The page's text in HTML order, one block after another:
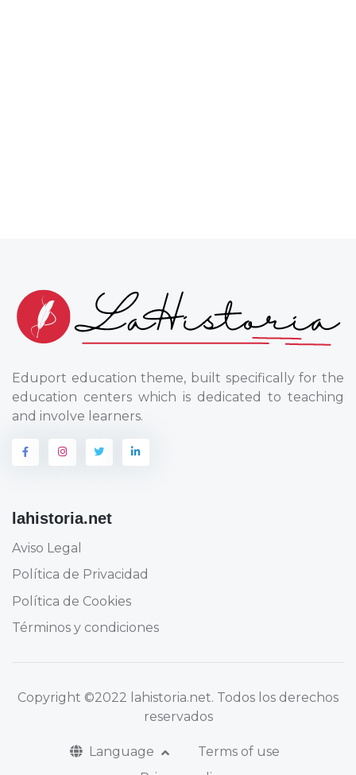
Eduport education theme, built specifically for the
education centers which is dedicated to teaching
and involve learners.
lahistoria.net
Aviso Legal
Política de Privacidad
Política de Cookies
Términos y condiciones
Copyright ©2022 lahistoria.net. Todos los derechos
reservados
Language
Terms of use